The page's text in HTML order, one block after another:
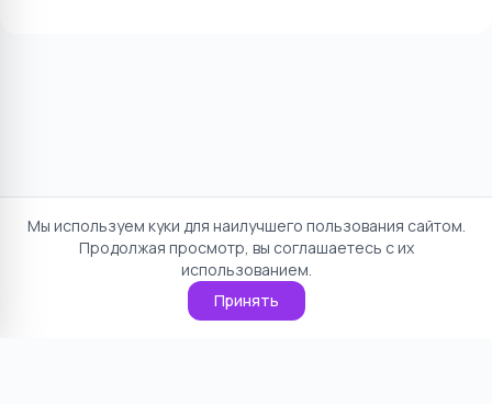
Мы используем куки для наилучшего пользования сайтом.
Продолжая просмотр, вы соглашаетесь с их
использованием.
Принять